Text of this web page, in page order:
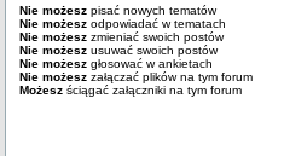
Nie możesz pisać nowych tematów
Nie możesz odpowiadać w tematach
Nie możesz zmieniać swoich postów
Nie możesz usuwać swoich postów
Nie możesz głosować w ankietach
Nie możesz załączać plików na tym forum
Możesz ściągać załączniki na tym forum